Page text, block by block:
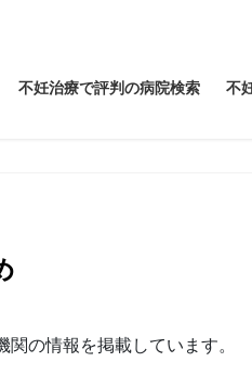
不妊治療で評判の病院検索 不
関の情報を掲載しています。